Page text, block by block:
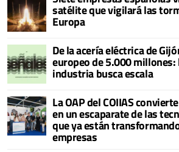
satélite que vigilará las
Europa
De la acería eléctrica de
europeo de 5.000 millones:
industria busca escala
La OAP del COIIAS
en un escaparate de las
que ya están
empresas